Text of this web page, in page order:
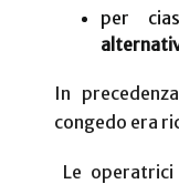
per
In
congedo era
Le